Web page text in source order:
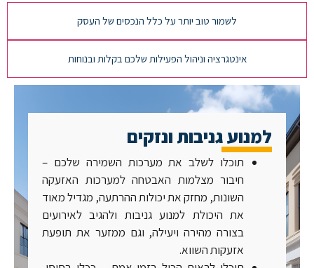
לשמור טוב יותר על כלל הנכסים של העסק
אינטגרציה וניהול הפעילות שלכם בקלות ובנוחות
למנוע גניבות ונזקים
תוכלו לשלב את מערכות השמירה שלכם –
חיבור מצלמות האבטחה למערכות האזעקה
השונות, מחזק את יכולות ההרתעה, מגדיל מאוד
את היכולת למנוע גניבות ולהגיב לאירועים
בצורה מהירה ויעילה, וגם ממזער את תופעת
אזעקות השווא.